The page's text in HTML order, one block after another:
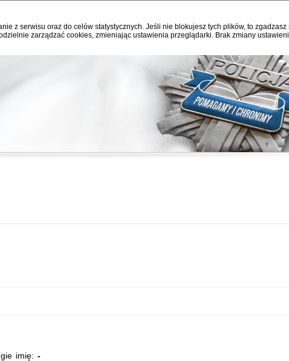
z serwisu oraz do celów statystycznych. Jeśli nie blokujesz tych plików, to zgadzasz
zarządzać cookies, zmieniając ustawienia przeglądarki. Brak zmiany
imię:-